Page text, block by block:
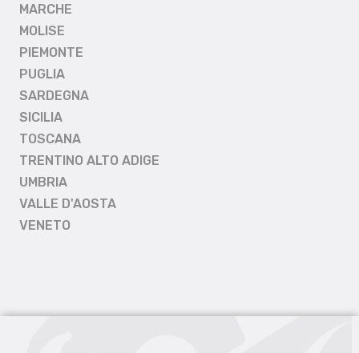
MARCHE
MOLISE
PIEMONTE
PUGLIA
SARDEGNA
SICILIA
TOSCANA
TRENTINO ALTO ADIGE
UMBRIA
VALLE D'AOSTA
VENETO